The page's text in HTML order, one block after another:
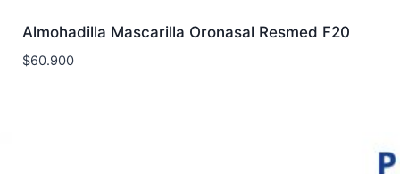
Almohadilla Mascarilla Oronasal Resmed F20
$60.900